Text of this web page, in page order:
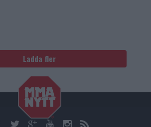
Ladda fler